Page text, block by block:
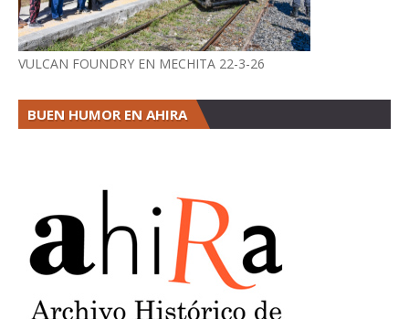
VULCAN FOUNDRY EN MECHITA 22-3-26
BUEN HUMOR EN AHIRA